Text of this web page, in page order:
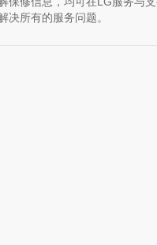
所有的服务问题。